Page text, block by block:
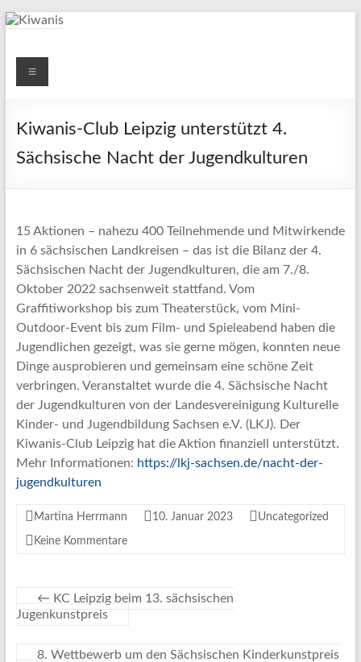
Zum
Kiwanis
e.V.
Menü
Kiwanis-Club Leipzig unterstützt 4.
Sächsische Nacht der Jugendkulturen
15 Aktionen – nahezu 400 Teilnehmende und Mitwirkende
in 6 sächsischen Landkreisen – das ist die Bilanz der 4.
Sächsischen Nacht der Jugendkulturen, die am 7./8.
Oktober 2022 sachsenweit stattfand. Vom
Graffitiworkshop bis zum Theaterstück, vom Mini-
Outdoor-Event bis zum Film- und Spieleabend haben die
Jugendlichen gezeigt, was sie gerne mögen, konnten neue
Dinge ausprobieren und gemeinsam eine schöne Zeit
verbringen. Veranstaltet wurde die 4. Sächsische Nacht
der Jugendkulturen von der Landesvereinigung Kulturelle
Kinder- und Jugendbildung Sachsen e.V. (LKJ). Der
Kiwanis-Club Leipzig hat die Aktion finanziell unterstützt.
Mehr Informationen: https://lkj-sachsen.de/nacht-der-
jugendkulturen
Martina Herrmann 10. Januar 2023 Uncategorized
Keine Kommentare
← KC Leipzig beim 13. sächsischen
Jugenkunstpreis
8. Wettbewerb um den Sächsischen Kinderkunstpreis